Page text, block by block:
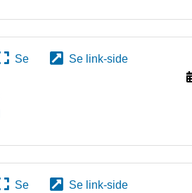
Se
Se link-side
Se
Se link-side